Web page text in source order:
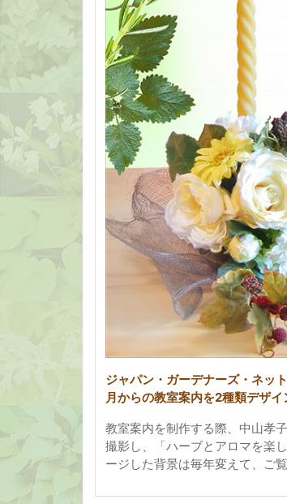
ジャパン・ガーデナーズ・ネッ
月からの教室案内を2種類デザイ
教室案内を制作する際、中山孝
撮影し、「ハーブとアロマを楽
ージした背景は毎年変えて、ご